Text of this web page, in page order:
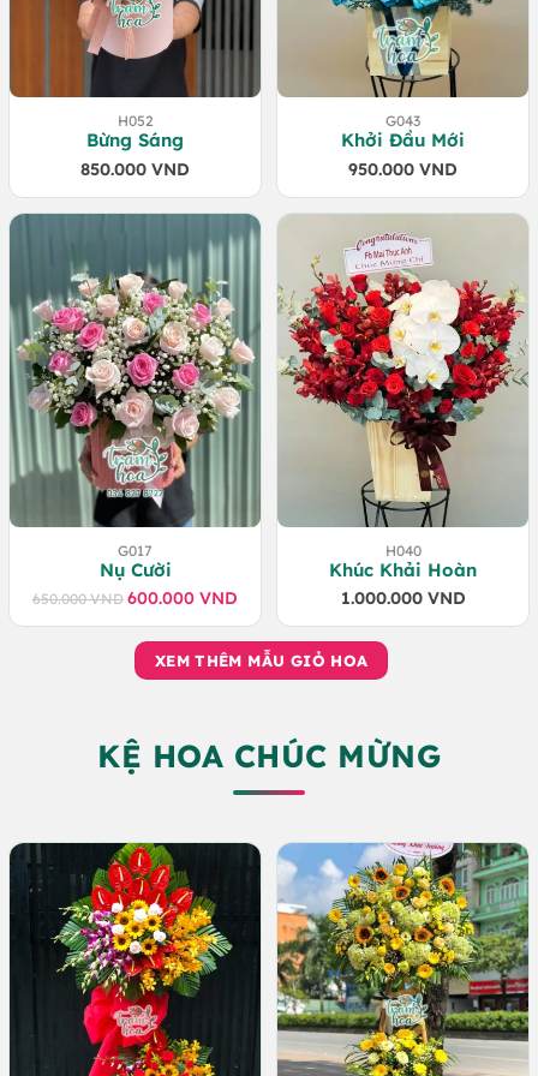
H052
Bừng Sáng
850.000 VND
G043
Khởi Đầu Mới
950.000 VND
G017
Nụ Cười
650.000VND Giá
gốc
là:
650.000 VND.
600.000VND
Giá
hiện
tại
600.000 VND.
H040
Khúc Khải Hoàn
1.000.000 VND
XEM THÊM MẪU GIỎ HOA
KỆ HOA CHÚC MỪNG